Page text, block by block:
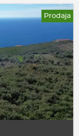
Prodaja